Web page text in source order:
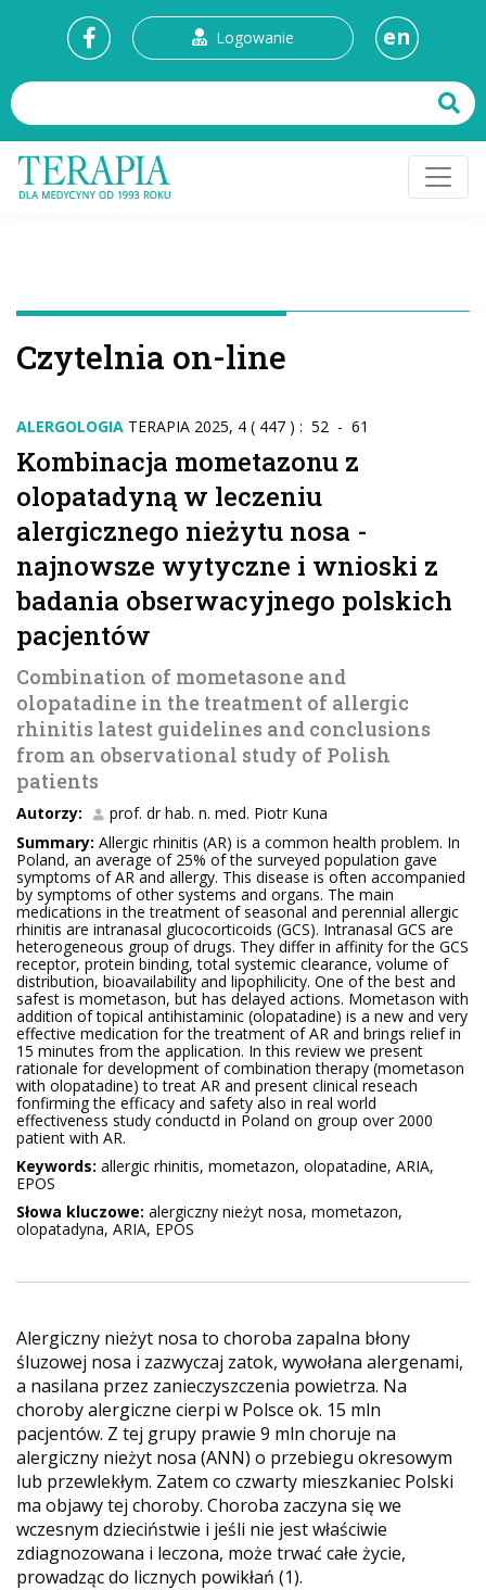
Logowanie en
Czytelnia on-line
ALERGOLOGIA TERAPIA 2025, 4 ( 447 ) : 52 - 61
Kombinacja mometazonu z
olopatadyną w leczeniu
alergicznego nieżytu nosa -
najnowsze wytyczne i wnioski z
badania obserwacyjnego polskich
pacjentów
Combination of mometasone and
olopatadine in the treatment of allergic
rhinitis latest guidelines and conclusions
from an observational study of Polish
patients
Autorzy:
prof. dr hab. n. med. Piotr Kuna
Summary: Allergic rhinitis (AR) is a common health problem. In
Poland, an average of 25% of the surveyed population gave
symptoms of AR and allergy. This disease is often accompanied
by symptoms of other systems and organs. The main
medications in the treatment of seasonal and perennial allergic
rhinitis are intranasal glucocorticoids (GCS). Intranasal GCS are
heterogeneous group of drugs. They differ in affinity for the GCS
receptor, protein binding, total systemic clearance, volume of
distribution, bioavailability and lipophilicity. One of the best and
safest is mometason, but has delayed actions. Mometason with
addition of topical antihistaminic (olopatadine) is a new and very
effective medication for the treatment of AR and brings relief in
15 minutes from the application. In this review we present
rationale for development of combination therapy (mometason
with olopatadine) to treat AR and present clinical reseach
fonfirming the efficacy and safety also in real world
effectiveness study conductd in Poland on group over 2000
patient with AR.
Keywords: allergic rhinitis, mometazon, olopatadine, ARIA,
EPOS
Słowa kluczowe: alergiczny nieżyt nosa, mometazon,
olopatadyna, ARIA, EPOS
Alergiczny nieżyt nosa to choroba zapalna błony
śluzowej nosa i zazwyczaj zatok, wywołana alergenami,
a nasilana przez zanieczyszczenia powietrza. Na
choroby alergiczne cierpi w Polsce ok. 15 mln
pacjentów. Z tej grupy prawie 9 mln choruje na
alergiczny nieżyt nosa (ANN) o przebiegu okresowym
lub przewlekłym. Zatem co czwarty mieszkaniec Polski
ma objawy tej choroby. Choroba zaczyna się we
wczesnym dzieciństwie i jeśli nie jest właściwie
zdiagnozowana i leczona, może trwać całe życie,
prowadząc do licznych powikłań (1).